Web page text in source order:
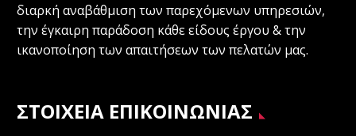
διαρκή αναβάθμιση των παρεχόμενων υπηρεσιών,
την έγκαιρη παράδοση κάθε είδους έργου & την
ικανοποίηση των απαιτήσεων των πελατών μας.
ΣΤΟΙΧΕΙΑ ΕΠΙΚΟΙΝΩΝΙΑΣ